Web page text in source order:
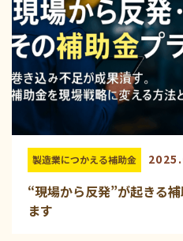
製造業につかえる補助金
“現場から反発”が起きる
ます